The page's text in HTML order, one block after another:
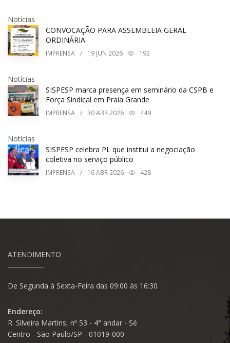
Notícias
CONVOCAÇÃO PARA ASSEMBLEIA GERAL
ORDINÁRIA
IMPRENSA / 19 JUN 2026 192
Notícias
SISPESP marca presença em seminário da CSPB e
Força Sindical em Praia Grande
IMPRENSA / 30ABR 2026 449
Notícias
SISPESP celebra PL que institui a negociação
coletiva no serviço público
IMPRENSA / 16ABR 2026 428
ATENDIMENTO
De Segunda à Sexta-Feira das 09:00 às 16:30
Endereço:
R. Silveira Martins, nº 53 - 4° andar - Sé
Centro - São Paulo/SP - 01019-000